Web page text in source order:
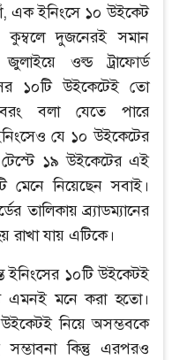
এক ইনিংসে ১০ উইকেট
কুম্বলে দুজনেরই সমান
ওল্ড ট্রাফোর্ড
১০টি উইকেটেই তো
বলা যেতে পারে
যে ১০ উইকেটের
১৯ উইকেটের এই
মেনে নিয়েছেন সবাই।
তালিকায় ব্র্যাডম্যানের
রাখা যায় এটিকে।
ইনিংসের ১০টি উইকেটই
এমনই মনে করা হতো।
উইকেটই নিয়ে অসম্ভবকে
কিন্তু এরপরও